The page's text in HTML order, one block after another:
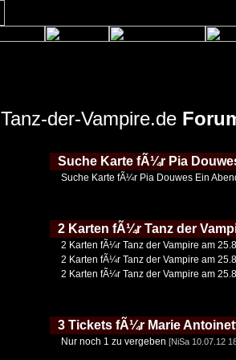
Tanz-der-Vampire.de
Suche Karte fÃ¼r Pia
Suche Karte fÃ¼r Pia Douwes Ein
2 Karten fÃ¼r Tanz der
2 Karten fÃ¼r Tanz der Vampire am
2 Karten fÃ¼r Tanz der Vampire am
2 Karten fÃ¼r Tanz der Vampire am
3 Tickets fÃ¼r Marie
Nur noch 1 zu vergeben [NiSa 10.07.12